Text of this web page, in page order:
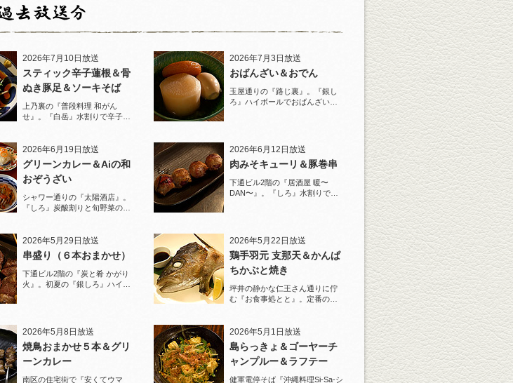
2026年7月10日放送
スティック辛子蓮根＆骨
ぬき豚足＆ソーキそば
上乃裏の『普段料理 和がん
せ』。『白岳』水割りで辛子蓮
2026年7月3日放送
おばんざい＆おでん
玉屋通りの『路じ裏』。『銀し
ろ』ハイボールでおばんざいと
2026年6月19日放送
グリーンカレー＆Aiの和
おぞうざい
シャワー通りの『太陽酒店』。
『しろ』炭酸割りと旬野菜のお
2026年6月12日放送
肉みそキューリ＆豚巻串
下通ビル2階の『居酒屋 暖〜
DAN〜』。『しろ』水割りで夏
2026年5月29日放送
串盛り（６本おまかせ）
下通ビル2階の『炭と肴 かがり
火』。初夏の『銀しろ』ハイボ
2026年5月22日放送
鶏手羽元 支那天＆かんぱ
ちかぶと焼き
坪井の静かな仁王さん通りに佇
む『お食事処とと』。定番の
2026年5月8日放送
焼鳥おまかせ５本＆グリ
ーンカレー
南区の住宅街で『安くてウマ
2026年5月1日放送
島らっきょ＆ゴーヤーチ
ャンプルー＆ラフテー
健軍電停そば『沖縄料理Si-Sa-シ